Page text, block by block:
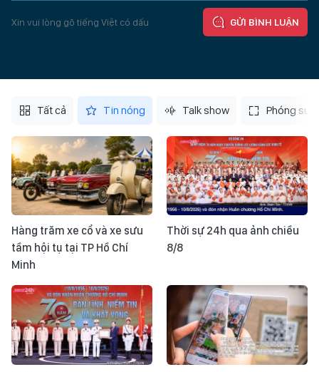
Xin vui lòng gõ tiếng Việt có dấu GỬI BÌNH LUẬN
Tất cả Tin nóng Talk show Phóng sự
Hàng trăm xe cổ và xe sưu
tầm hội tụ tại TP Hồ Chí
Minh
Thời sự 24h qua ảnh chiều
8/8